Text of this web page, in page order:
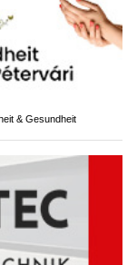
& Gesundheit